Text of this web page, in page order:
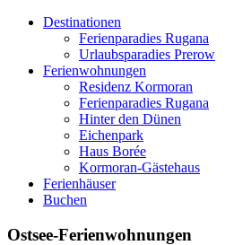
Destinationen
Ferienparadies Rugana
Urlaubsparadies Prerow
Ferienwohnungen
Residenz Kormoran
Ferienparadies Rugana
Hinter den Dünen
Eichenpark
Haus Borée
Kormoran-Gästehaus
Ferienhäuser
Buchen
Ostsee-Ferienwohnungen